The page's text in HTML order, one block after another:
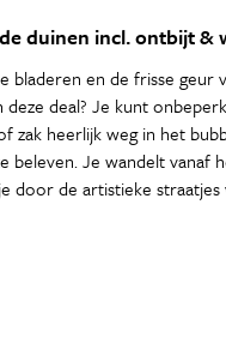
duinen incl. ontbijt &
bladeren en de frisse
deal? Je kunt
zak heerlijk weg in het
Je wandelt
door de artistieke